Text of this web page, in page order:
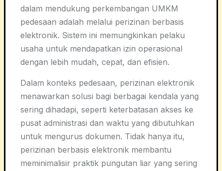
dalam mendukung perkembangan UMKM
pedesaan adalah melalui perizinan berbasis
elektronik. Sistem ini memungkinkan pelaku
usaha untuk mendapatkan izin operasional
dengan lebih mudah, cepat, dan efisien.
Dalam konteks pedesaan, perizinan elektronik
menawarkan solusi bagi berbagai kendala yang
sering dihadapi, seperti keterbatasan akses ke
pusat administrasi dan waktu yang dibutuhkan
untuk mengurus dokumen. Tidak hanya itu,
perizinan berbasis elektronik membantu
meminimalisir praktik pungutan liar yang sering